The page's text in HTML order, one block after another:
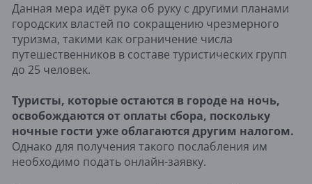
Данная мера идёт рука об руку с другими планами
городских властей по сокращению чрезмерного
туризма, такими как ограничение числа
путешественников в составе туристических групп
до 25 человек.
Туристы, которые остаются в городе на ночь,
освобождаются от оплаты сбора, поскольку
ночные гости уже облагаются другим налогом.
Однако для получения такого послабления им
необходимо подать онлайн-заявку.